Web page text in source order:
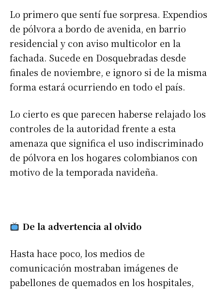
Lo primero que sentí fue sorpresa. Expendios
de pólvora a bordo de avenida, en barrio
residencial y con aviso multicolor en la
fachada. Sucede en Dosquebradas desde
finales de noviembre, e ignoro si de la misma
forma estará ocurriendo en todo el país.
Lo cierto es que parecen haberse relajado los
controles de la autoridad frente a esta
amenaza que significa el uso indiscriminado
de pólvora en los hogares colombianos con
motivo de la temporada navideña.
De la advertencia al olvido
Hasta hace poco, los medios de
comunicación mostraban imágenes de
pabellones de quemados en los hospitales,